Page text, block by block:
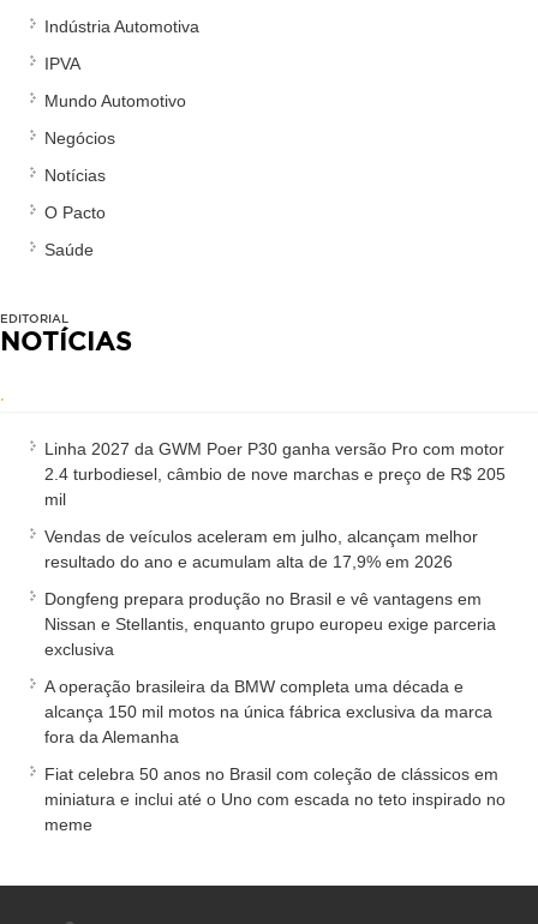
Indústria Automotiva
IPVA
Mundo Automotivo
Negócios
Notícias
O Pacto
Saúde
EDITORIAL
NOTÍCIAS
.
Linha 2027 da GWM Poer P30 ganha versão Pro com motor
2.4 turbodiesel, câmbio de nove marchas e preço de R$ 205
mil
Vendas de veículos aceleram em julho, alcançam melhor
resultado do ano e acumulam alta de 17,9% em 2026
Dongfeng prepara produção no Brasil e vê vantagens em
Nissan e Stellantis, enquanto grupo europeu exige parceria
exclusiva
A operação brasileira da BMW completa uma década e
alcança 150 mil motos na única fábrica exclusiva da marca
fora da Alemanha
Fiat celebra 50 anos no Brasil com coleção de clássicos em
miniatura e inclui até o Uno com escada no teto inspirado no
meme